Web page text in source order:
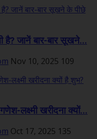
है? जानें बार-बार सूखने...
Nov 10, 2025 109
लक्ष्मी खरीदना क्यों...
Oct 17, 2025 135